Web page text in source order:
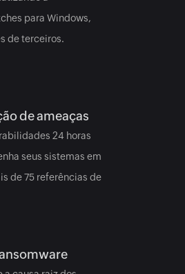
para Windows,
de terceiros.
de ameaças
24 horas
seus sistemas em
de 75 referências de